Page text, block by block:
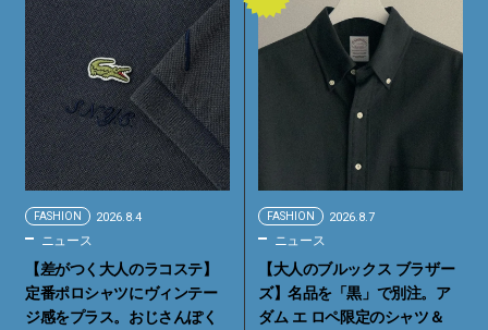
FASHION 2026.8.4
ニュース
【差がつく大人のラコステ】
定番ポロシャツにヴィンテー
ジ感をプラス。おじさんぽく
FASHION 2026.8.7
ニュース
【大人のブルックス ブラザー
ズ】名品を「黒」で別注。ア
ダム エ ロペ限定のシャツ＆